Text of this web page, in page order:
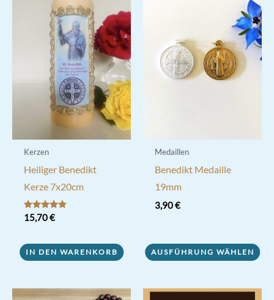
Kerzen
Heiliger Benedikt
Kerze 7x20cm
Bewertet mit
5.00
15,70€
IN DEN WARENKORB
Medaillen
Benedikt Medaille
19mm
3,90€
AUSFÜHRUNG WÄHLEN
weist
Varianten